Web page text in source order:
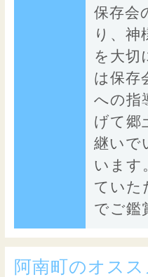
保存会
り、神
を大切
は保存
への指
げて郷
継いで
います
ていた
でご鑑
阿南町のオスス